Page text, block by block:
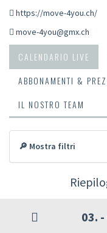
https://move-4you.ch/
move-4you@gmx.ch
CALENDARIO LIVE
ABBONAMENTI &
IL NOSTRO TEAM
🔎 Mostra filtri
03.